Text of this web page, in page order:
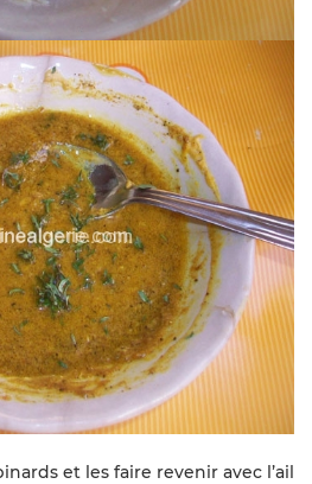
et les faire revenir avec l’ail